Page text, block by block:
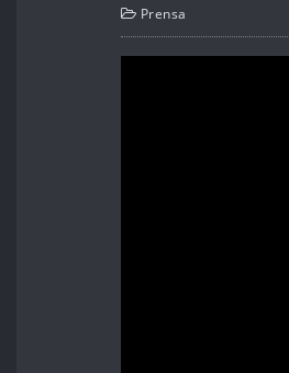
Prensa